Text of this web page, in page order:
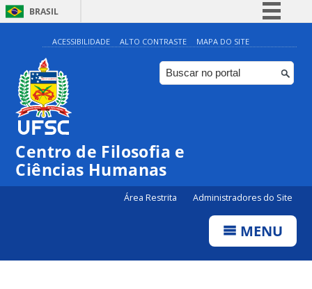
BRASIL
Simplifique!
Comunica BR
Participe
ACESSIBILIDADE ALTO CONTRASTE MAPA DO SITE
Centro de Filosofia e
Ciências Humanas
Área Restrita Administradores do Site
MENU